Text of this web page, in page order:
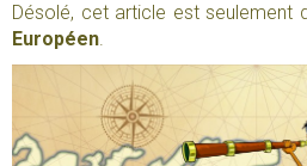
Désolé, cet article est seulement
Européen.